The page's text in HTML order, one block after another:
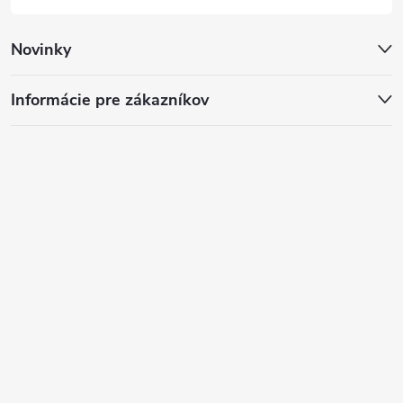
Novinky
Informácie pre zákazníkov